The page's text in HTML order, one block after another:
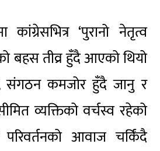
कांग्रेसभित्र ‘पुरानो नेतृत्व
बहस तीव्र हुँदै आएको थियो
संगठन कमजोर हुँदै जानु र
व्यक्तिको वर्चस्व रहेको
आवाज चर्किंदै